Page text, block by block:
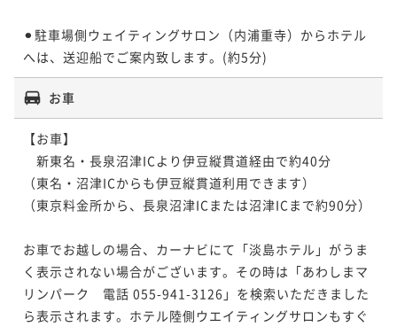
⚫︎駐車場側ウェイティングサロン（内浦重寺）からホテル
へは、送迎船でご案内致します。(約5分)
お車
【お車】
新東名・長泉沼津ICより伊豆縦貫道経由で約40分
（東名・沼津ICからも伊豆縦貫道利用できます）
（東京料金所から、長泉沼津ICまたは沼津ICまで約90分）
お車でお越しの場合、カーナビにて「淡島ホテル」がうま
く表示されない場合がございます。その時は「あわしまマ
リンパーク　電話 055-941-3126」を検索いただきました
ら表示されます。ホテル陸側ウエイティングサロンもすぐ